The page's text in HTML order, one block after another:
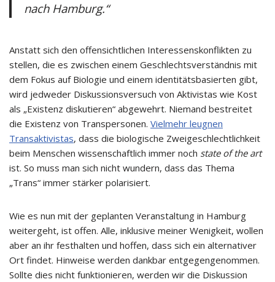
nach Hamburg.“
Anstatt sich den offensichtlichen Interessenskonflikten zu
stellen, die es zwischen einem Geschlechtsverständnis mit
dem Fokus auf Biologie und einem identitätsbasierten gibt,
wird jedweder Diskussionsversuch von Aktivistas wie Kost
als „Existenz diskutieren“ abgewehrt. Niemand bestreitet
die Existenz von Transpersonen. Vielmehr leugnen
Transaktivistas, dass die biologische Zweigeschlechtlichkeit
beim Menschen wissenschaftlich immer noch state of the art
ist. So muss man sich nicht wundern, dass das Thema
„Trans“ immer stärker polarisiert.
Wie es nun mit der geplanten Veranstaltung in Hamburg
weitergeht, ist offen. Alle, inklusive meiner Wenigkeit, wollen
aber an ihr festhalten und hoffen, dass sich ein alternativer
Ort findet. Hinweise werden dankbar entgegengenommen.
Sollte dies nicht funktionieren, werden wir die Diskussion